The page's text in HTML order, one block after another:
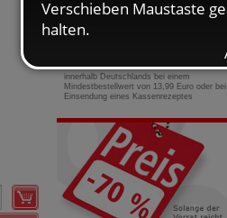
0800-10 11 422
gebührenfreie Rufnummer
innerhalb Deutschlands bei einem
Mindestbestellwert von 13,99 Euro oder bei
Einsendung eines Kassenrezeptes